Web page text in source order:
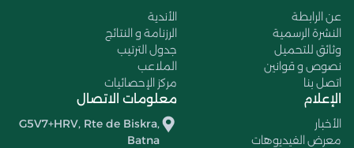
عن الرابطة
النشرة الرسمية
وثائق للتحميل
نصوص و قوانين
اتصل بنا
الأندية
الرزنامة و النتائج
جدول الترتيب
الملاعب
مركز الإحصائيات
الإعلام
الأخبار
معرض الفيديوهات
معلومات الاتصال
G5V7+HRV, Rte de Biskra,
Batna